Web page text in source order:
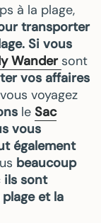
à la plage,
transporter
Si vous
Wander sont
vos affaires
voyagez
le Sac
vous
également
beaucoup
ils sont
et la